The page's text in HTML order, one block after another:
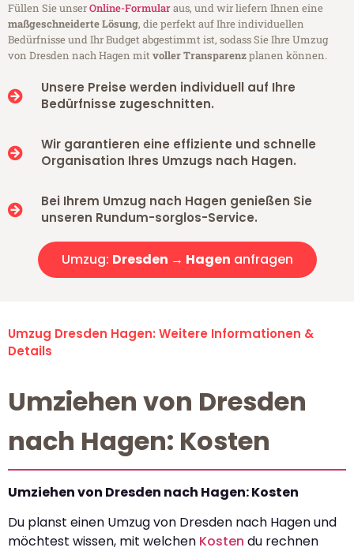
Füllen Sie unserOnline-Formularaus, und wir liefern Ihnen eine
maßgeschneiderte Lösung, die perfekt auf Ihre individuellen
Bedürfnisse und Ihr Budget abgestimmt ist, sodass Sie Ihre Umzug
von Dresden nach Hagen mitvoller Transparenzplanen können.
Unsere Preise werden individuell auf Ihre
Bedürfnisse zugeschnitten.
Wir garantieren eine effiziente und schnelle
Organisation Ihres Umzugs nach Hagen.
Bei Ihrem Umzug nach Hagen genießen Sie
unseren Rundum-sorglos-Service.
Umzug: Dresden → Hagen anfragen
Umzug Dresden Hagen: Weitere Informationen &
Details
Umziehen von Dresden
nach Hagen: Kosten
Umziehen von Dresden nach Hagen: Kosten
Du planst einen Umzug von Dresden nach Hagen und
möchtest wissen, mit welchen Kosten du rechnen